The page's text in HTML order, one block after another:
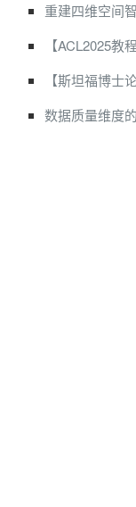
重建四维空间
【ACL2025
【斯坦福博士
数据质量维度